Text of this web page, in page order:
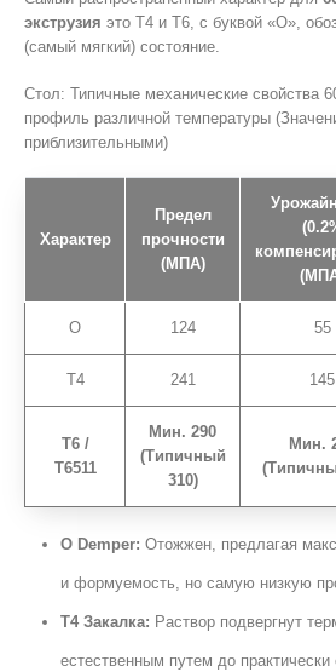
экструзия это Т4 и Т6, с буквой «О»,
(самый мягкий) состояние.
Стол: Типичные механические свойства
профиль различной температуры
приблизительными)
Характер
Предел
прочности
(МПА)
О 124 55
T4 241 145
T6 /
Т6511
Мин. 290
(Типичный
310)
Мин.
O Demper: Отожжен, предлагая
и формуемость, но самую низкую
Т4 Закалка: Раствор подвергнут
естественным путем до практически